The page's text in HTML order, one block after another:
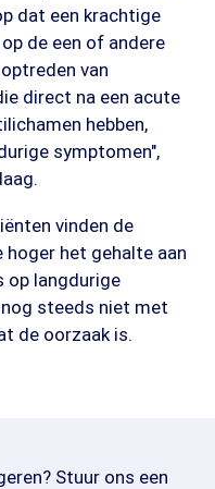
dat een krachtige
de een of andere
van
direct na een acute
hebben,
symptomen",
vinden de
hoger het gehalte aan
op langdurige
steeds niet met
de oorzaak is.
Stuur ons een